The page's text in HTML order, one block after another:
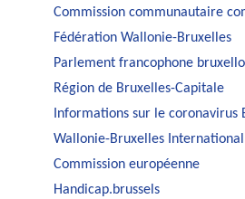
Commission communautaire
Fédération Wallonie-Bruxelles
Parlement francophone
Région de Bruxelles-Capitale
Informations sur le coronavirus
Wallonie-Bruxelles International
Commission européenne
Handicap.brussels